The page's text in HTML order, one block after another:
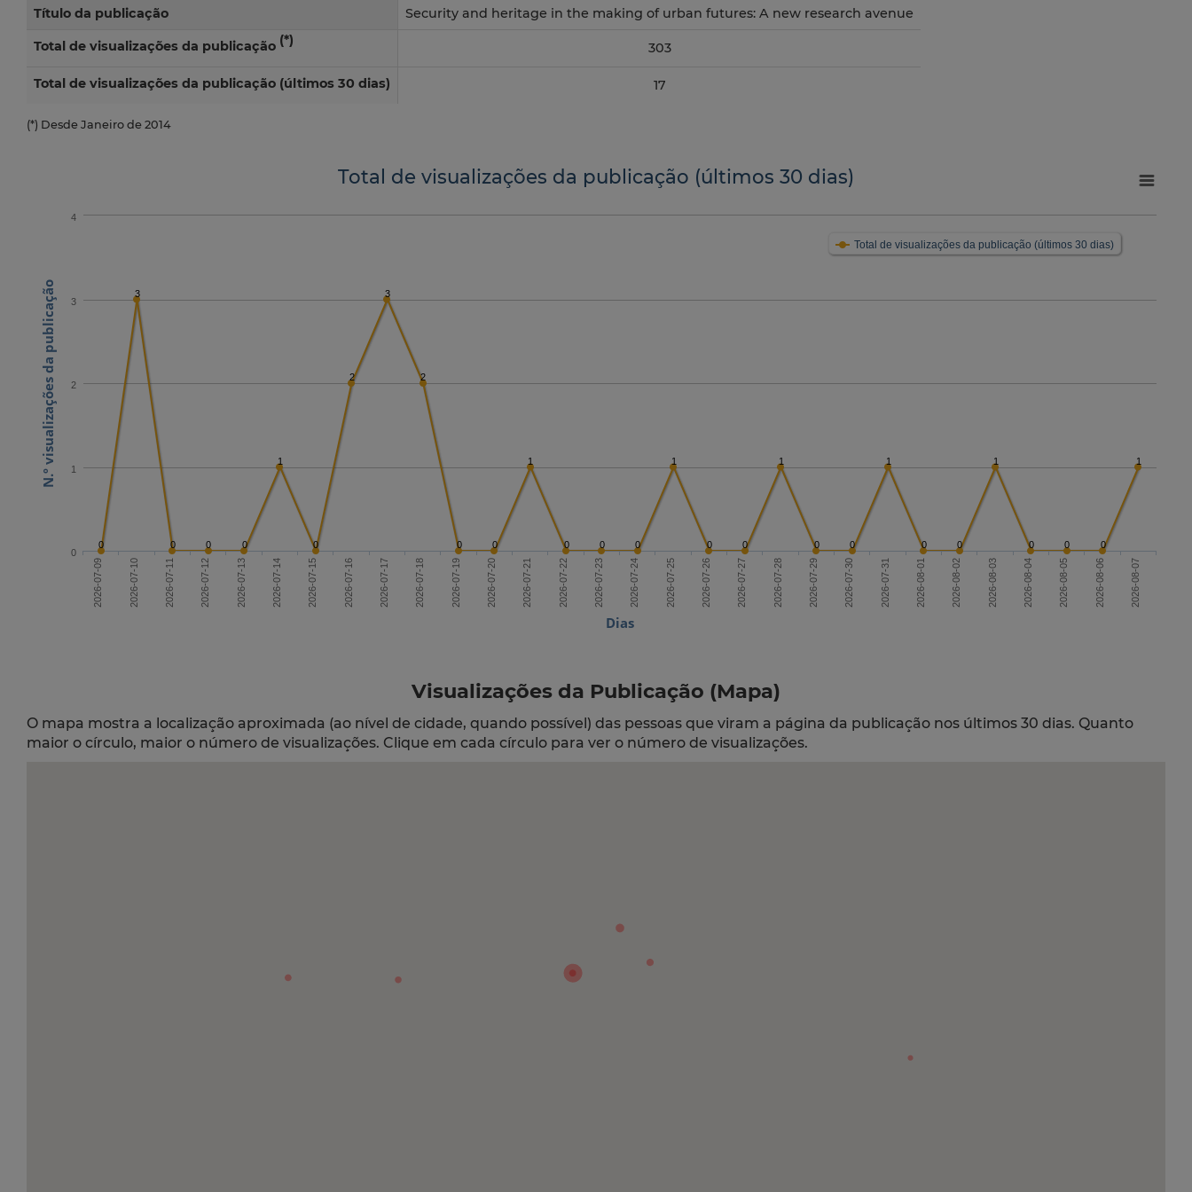
Título da publicação Security and heritage in the making of urban futures: A new research avenue
Total de visualizações da publicação (*)
303
Total de visualizações da publicação (últimos 30 dias) 17
(*) Desde Janeiro de 2014
Dias
N.º visualizações da publicação
Total de visualizações da publicação (últimos 30 dias)
0
3
0 0 0
1
0
2
3
2
0 0
1
0 0 0
1
0 0
1
0 0
1
0 0
1
0 0 0
1
Total de visualizações da publicação (últimos 30 dias)
2026-07-09 2026-07-10 2026-07-11 2026-07-12 2026-07-13 2026-07-14 2026-07-15 2026-07-16 2026-07-17 2026-07-18 2026-07-19 2026-07-20 2026-07-21 2026-07-22 2026-07-23 2026-07-24 2026-07-25 2026-07-26 2026-07-27 2026-07-28 2026-07-29 2026-07-30 2026-07-31 2026-08-01 2026-08-02 2026-08-03 2026-08-04 2026-08-05 2026-08-06 2026-08-07
0
1
2
3
4
Visualizações da Publicação (Mapa)
O mapa mostra a localização aproximada (ao nível de cidade, quando possível) das pessoas que viram a página da publicação nos últimos 30 dias. Quanto
maior o círculo, maior o número de visualizações. Clique em cada círculo para ver o número de visualizações.